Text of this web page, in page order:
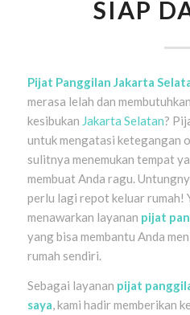
SIAP
Pijat Panggilan Jakarta
merasa lelah dan
kesibukan Jakarta Selatan?
untuk mengatasi ketegangan
sulitnya menemukan tempat
membuat Anda ragu.
perlu lagi repot keluar rumah!
menawarkan layanan pijat
yang bisa membantu Anda
rumah sendiri.
Sebagai layanan pijat
saya , kami hadir memberikan